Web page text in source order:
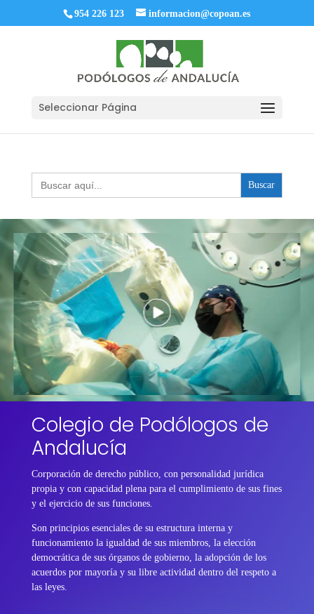
954 226 123 informacion@copoan.es
Seleccionar Página
Buscar:
Colegio de Podólogos de
Andalucía
Corporación de derecho público, con personalidad jurídica
propia y con capacidad plena para el cumplimiento de sus fines
y el ejercicio de sus funciones.
Son principios esenciales de su estructura interna y
funcionamiento la igualdad de sus miembros, la elección
democrática de sus órganos de gobierno, la adopción de los
acuerdos por mayoría y su libre actividad dentro del respeto a
las leyes.